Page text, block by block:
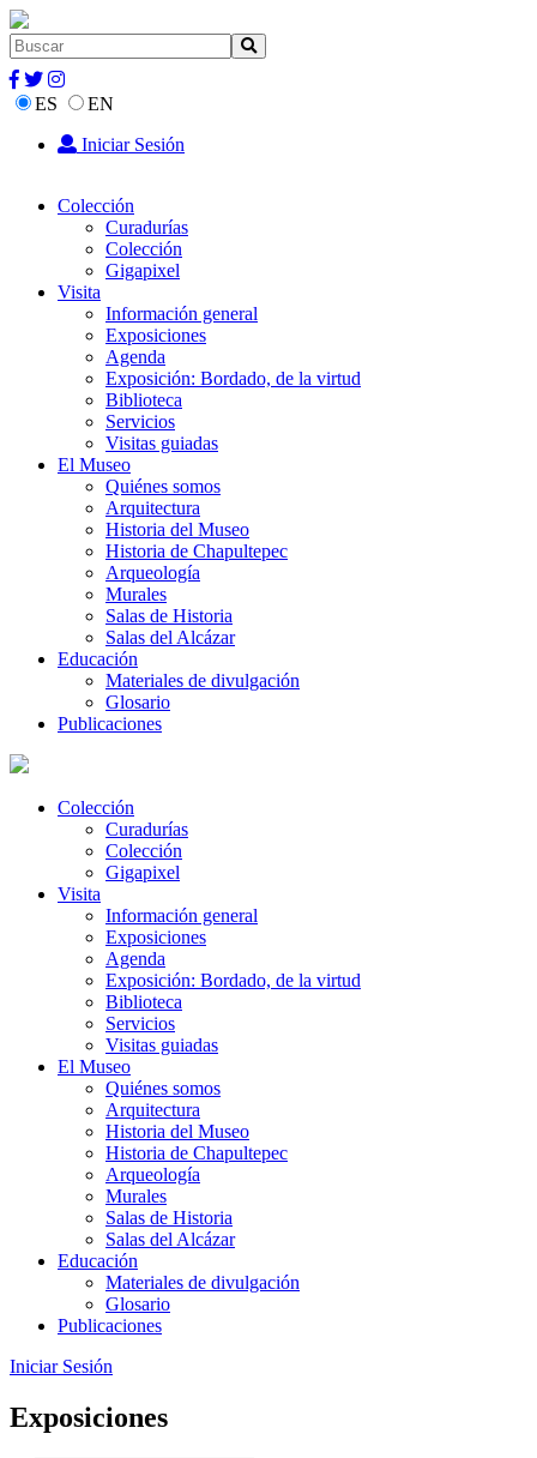
ES
EN
Iniciar Sesión
Colección
Curadurías
Colección
Gigapixel
Visita
Información general
Exposiciones
Agenda
Exposición: Bordado, de la virtud
Biblioteca
Servicios
Visitas guiadas
El Museo
Quiénes somos
Arquitectura
Historia del Museo
Historia de Chapultepec
Arqueología
Murales
Salas de Historia
Salas del Alcázar
Educación
Materiales de divulgación
Glosario
Publicaciones
Colección
Curadurías
Colección
Gigapixel
Visita
Información general
Exposiciones
Agenda
Exposición: Bordado, de la virtud
Biblioteca
Servicios
Visitas guiadas
El Museo
Quiénes somos
Arquitectura
Historia del Museo
Historia de Chapultepec
Arqueología
Murales
Salas de Historia
Salas del Alcázar
Educación
Materiales de divulgación
Glosario
Publicaciones
Iniciar Sesión
Exposiciones